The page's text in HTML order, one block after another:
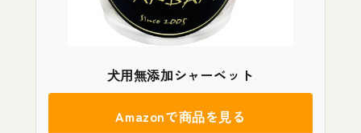
犬用無添加シャーベット
Amazonで商品を見る